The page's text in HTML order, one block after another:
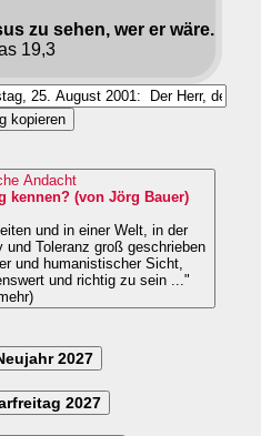
zu sehen, wer er wäre.
19,3
kopieren
Andacht
kennen? (von Jörg Bauer)
und in einer Welt, in der
Toleranz groß geschrieben
und richtig zu sein ..."
2027
2027